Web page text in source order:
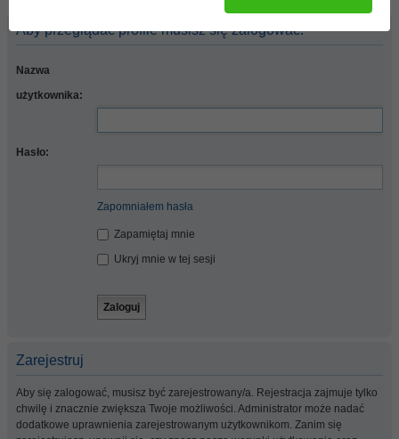
Aby przeglądać profile musisz się zalogować.
Nazwa
użytkownika:
Hasło:
Zapomniałem hasła
Zapamiętaj mnie
Ukryj mnie w tej sesji
Zarejestruj
Aby się zalogować, musisz być zarejestrowany/a. Rejestracja zajmuje tylko
chwilę i znacznie zwiększa Twoje możliwości. Administrator może nadać
dodatkowe uprawnienia zarejestrowanym użytkownikom. Zanim się